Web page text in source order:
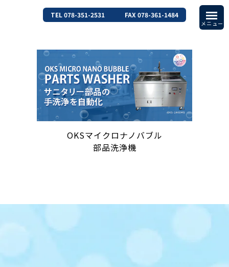
TEL 078-351-2531 FAX 078-361-1484
OKSマイクロナノバブル
部品洗浄機